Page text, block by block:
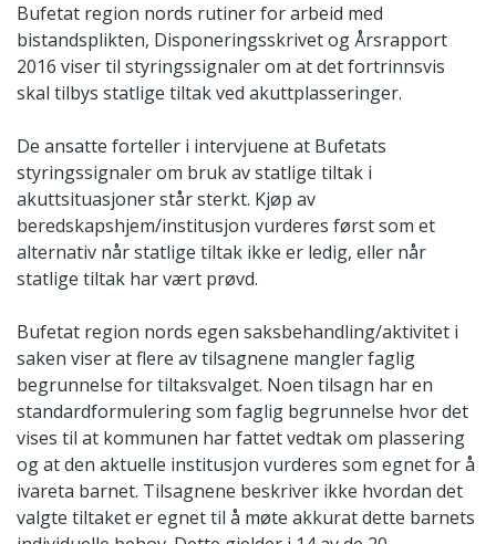
Bufetat region nords rutiner for arbeid med
bistandsplikten, Disponeringsskrivet og Årsrapport
2016 viser til styringssignaler om at det fortrinnsvis
skal tilbys statlige tiltak ved akuttplasseringer.
De ansatte forteller i intervjuene at Bufetats
styringssignaler om bruk av statlige tiltak i
akuttsituasjoner står sterkt. Kjøp av
beredskapshjem/institusjon vurderes først som et
alternativ når statlige tiltak ikke er ledig, eller når
statlige tiltak har vært prøvd.
Bufetat region nords egen saksbehandling/aktivitet i
saken viser at flere av tilsagnene mangler faglig
begrunnelse for tiltaksvalget. Noen tilsagn har en
standardformulering som faglig begrunnelse hvor det
vises til at kommunen har fattet vedtak om plassering
og at den aktuelle institusjon vurderes som egnet for å
ivareta barnet. Tilsagnene beskriver ikke hvordan det
valgte tiltaket er egnet til å møte akkurat dette barnets